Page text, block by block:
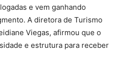
e vem ganhando
A diretora de Turismo
Viegas, afirmou que o
e estrutura para receber